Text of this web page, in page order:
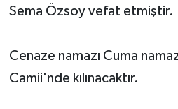
Sema Özsoy vefat etmiştir.
Cenaze namazı Cuma
Camii'nde kılınacaktır.